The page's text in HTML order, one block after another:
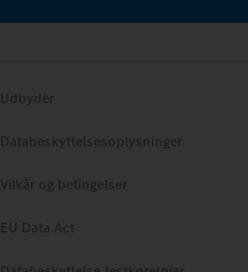
Udbyder
Databeskyttelsesoplysninger
Vilkår og betingelser
EU Data Act